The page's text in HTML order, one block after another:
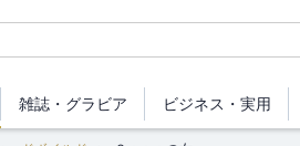
雑誌・ グラビア ビジネス ・実用